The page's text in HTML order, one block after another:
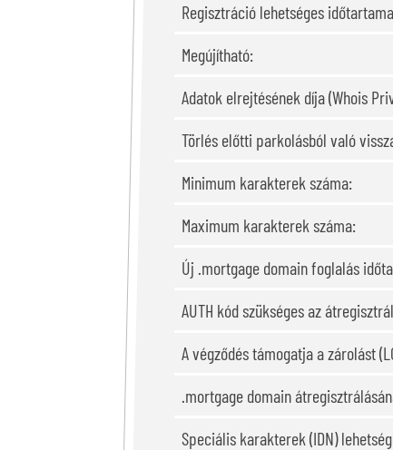
Regisztráció lehetséges
Megújítható:
Adatok elrejtésének díja (Whois
Törlés előtti parkolásból való
Minimum karakterek száma:
Maximum karakterek száma:
Új .mortgage domain foglalás
AUTH kód szükséges az
A végződés támogatja a zárolást
.mortgage domain
Speciális karakterek (IDN)